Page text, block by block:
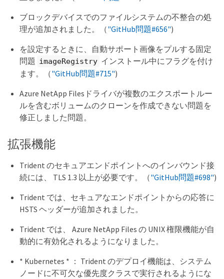
ブロックデバイスでのファイルシステムの不整合の処
理が追加されました。（"GitHub問題#656")
を設定するときに、自動サポート画像をプルする固定
問題 imageRegistry インストール中にフラグを付け
ます。（"GitHub問題#715")
Azure NetApp Filesドライバが複数のエクスポートルー
ルを含むボリュームのクローンを作成できない問題を
修正しました問題。
拡張機能
Trident のセキュアエンドポイントへのインバウンド接
続には、 TLS 1.3 以上が必要です。（"GitHub問題#698")
Trident では、セキュアなエンドポイントからの応答に
HSTS ヘッダーが追加されました。
Trident では、 Azure NetApp Files の UNIX 権限機能が自
動的に有効化されるようになりました。
* Kubernetes * ： Trident のデプロイ機能は、システム
ノードに不可欠な優先度クラスで実行されるようにな